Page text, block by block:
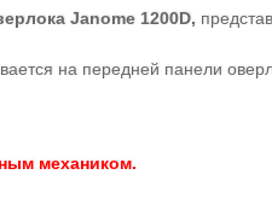
Janome 1200D,
на передней панели
механиком.